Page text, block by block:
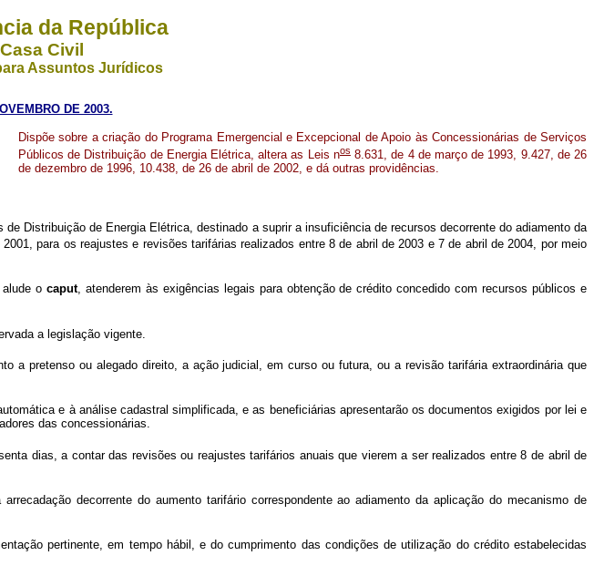
da República
Casa Civil
Assuntos Jurídicos
DE 2003.
Dispõe sobre a criação do Programa Emergencial e Excepcional de Apoio às Concessionárias de Serviços
Públicos de Distribuição de Energia Elétrica, altera as Leis nos8.631, de 4 de março de 1993, 9.427, de 26
de dezembro de 1996, 10.438, de 26 de abril de 2002, e dá outras providências.
Distribuição de Energia Elétrica, destinado a suprir a insuficiência de recursos decorrente do adiamento da
para os reajustes e revisões tarifárias realizados entre 8 de abril de 2003 e 7 de abril de 2004, por meio
o caput, atenderem às exigências legais para obtenção de crédito concedido com recursos públicos e
a legislação vigente.
a pretenso ou alegado direito, a ação judicial, em curso ou futura, ou a revisão tarifária extraordinária que
e à análise cadastral simplificada, e as beneficiárias apresentarão os documentos exigidos por lei e
das concessionárias.
dias, a contar das revisões ou reajustes tarifários anuais que vierem a ser realizados entre 8 de abril de
decorrente do aumento tarifário correspondente ao adiamento da aplicação do mecanismo de
pertinente, em tempo hábil, e do cumprimento das condições de utilização do crédito estabelecidas